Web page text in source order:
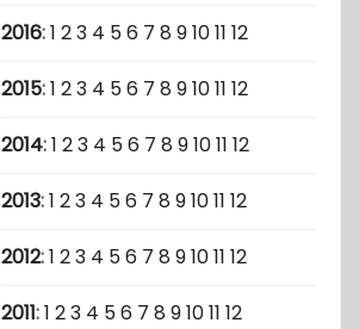
2016:1 23 4 56 7 8 91011 12
2015:1 23 4 56 7 8 91011 12
2014:1 23 4 56 7 8 91011 12
2013:1 23 4 56 7 8 91011 12
2012:1 23 4 56 7 8 91011 12
2011:1 23 4 56 7 8 91011 12